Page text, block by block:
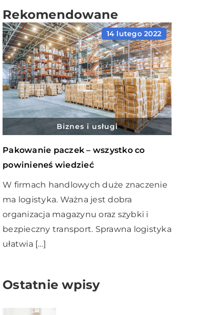
Rekomendowane
14 lutego 2022
Biznes i usługi
Pakowanie paczek – wszystko co
powinieneś wiedzieć
W firmach handlowych duże znaczenie
ma logistyka. Ważna jest dobra
organizacja magazynu oraz szybki i
bezpieczny transport. Sprawna logistyka
ułatwia […]
Ostatnie wpisy